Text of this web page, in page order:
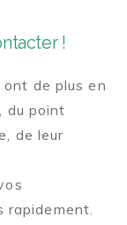
!
de plus en
du point
de leur
rapidement.